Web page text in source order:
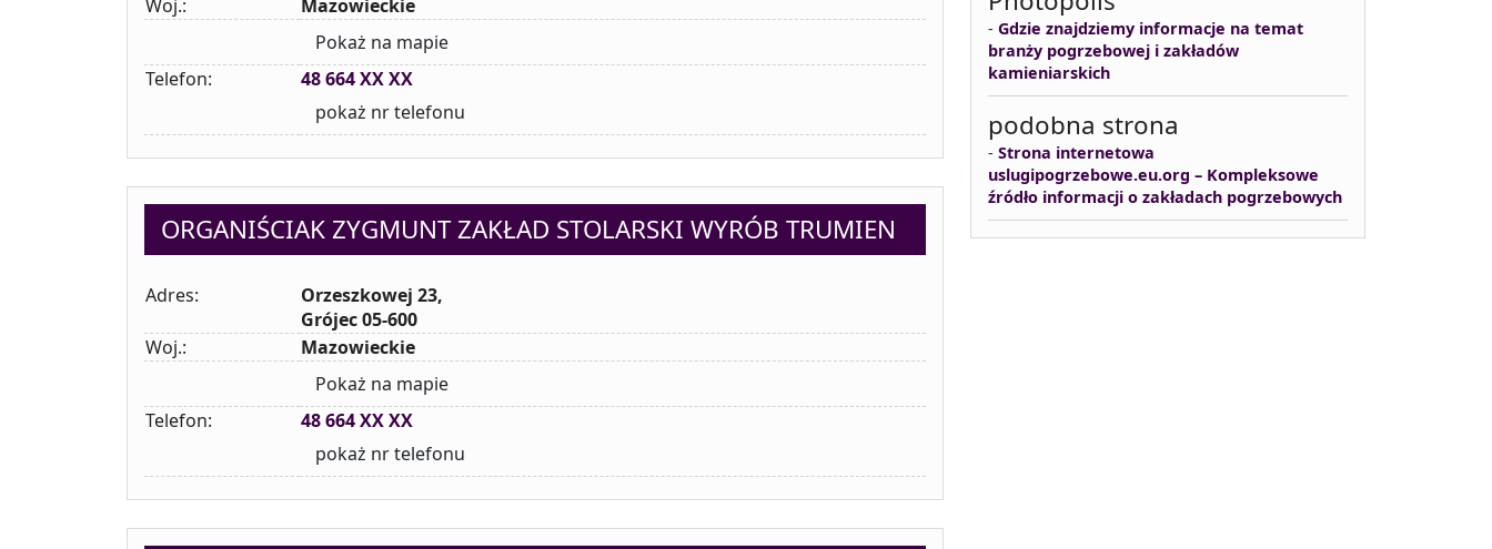
Woj.:
Mazowieckie
Pokaż na mapie
Telefon:
48 664 XX XX
pokaż nr telefonu
ORGANIŚCIAK ZYGMUNT ZAKŁAD STOLARSKI WYRÓB TRUMIEN
Adres:
Orzeszkowej 23,
Grójec 05-600
Woj.:
Mazowieckie
Pokaż na mapie
Telefon:
48 664 XX XX
pokaż nr telefonu
- Gdzie znajdziemy informacje na temat
branży pogrzebowej i zakładów
kamieniarskich
podobna strona
- Strona internetowa
uslugipogrzebowe.eu.org – Kompleksowe
źródło informacji o zakładach pogrzebowych